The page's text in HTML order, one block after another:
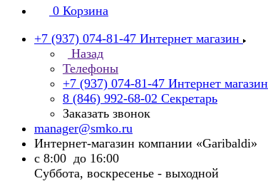
0 Корзина
+7 (937) 074-81-47 Интернет магазин
Назад
Телефоны
+7 (937) 074-81-47 Интернет магазин
8 (846) 992-68-02 Секретарь
Заказать звонок
manager@smko.ru
Интернет-магазин компании «Garibaldi»
с 8:00 до 16:00
Суббота, воскресенье - выходной